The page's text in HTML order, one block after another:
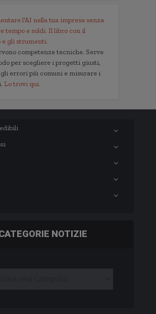
l'AI nella tua impresa senza
tempo e soldi. Il libro con il
e gli strumenti.
competenze tecniche. Serve
per scegliere i progetti giusti,
errori più comuni e misurare i
Lo trovi qui.
NOTIZIE